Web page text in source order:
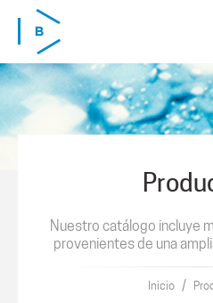
Pasar al contenido principal
Nuestro catálogo incluye
provenientes de una
Inicio /